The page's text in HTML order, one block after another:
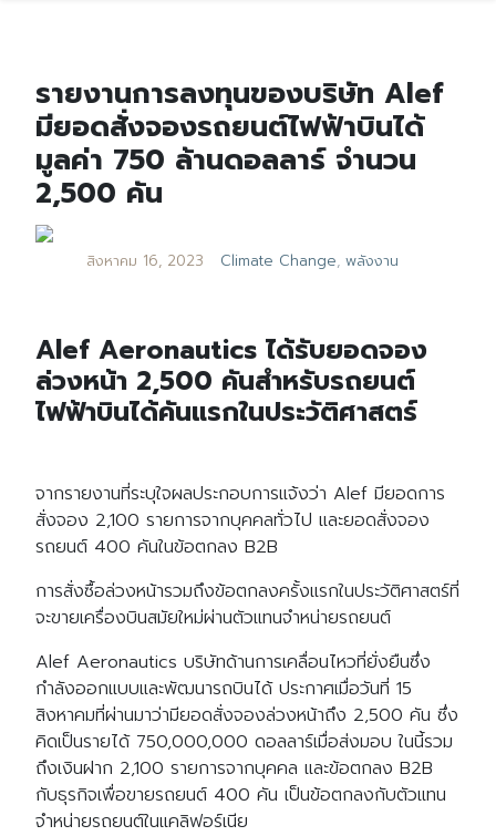
รายงานการลงทุนของบริษัท Alef
มียอดสั่งจองรถยนต์ไฟฟ้าบินได้
มูลค่า 750 ล้านดอลลาร์ จำนวน
2,500 คัน
สิงหาคม 16, 2023 Climate Change, พลังงาน
Alef Aeronautics ได้รับยอดจอง
ล่วงหน้า 2,500 คันสำหรับรถยนต์
ไฟฟ้าบินได้คันแรกในประวัติศาสตร์
จากรายงานที่ระบุใจผลประกอบการแจ้งว่า Alef มียอดการ
สั่งจอง 2,100 รายการจากบุคคลทั่วไป และยอดสั่งจอง
รถยนต์ 400 คันในข้อตกลง B2B
การสั่งซื้อล่วงหน้ารวมถึงข้อตกลงครั้งแรกในประวัติศาสตร์ที่
จะขายเครื่องบินสมัยใหม่ผ่านตัวแทนจำหน่ายรถยนต์
Alef Aeronautics บริษัทด้านการเคลื่อนไหวที่ยั่งยืนซึ่ง
กำลังออกแบบและพัฒนารถบินได้ ประกาศเมื่อวันที่ 15
สิงหาคมที่ผ่านมาว่ามียอดสั่งจองล่วงหน้าถึง 2,500 คัน ซึ่ง
คิดเป็นรายได้ 750,000,000 ดอลลาร์เมื่อส่งมอบ ในนี้รวม
ถึงเงินฝาก 2,100 รายการจากบุคคล และข้อตกลง B2B
กับธุรกิจเพื่อขายรถยนต์ 400 คัน เป็นข้อตกลงกับตัวแทน
จำหน่ายรถยนต์ในแคลิฟอร์เนีย